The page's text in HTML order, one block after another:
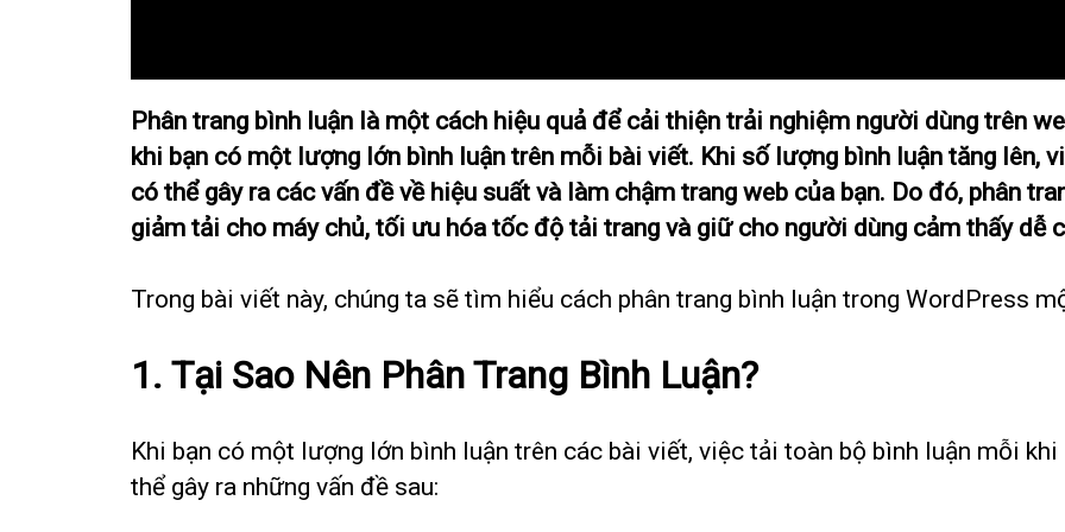
Phân trang bình luận là một cách hiệu quả để cải thiện trải nghiệm người dùng trên
khi bạn có một lượng lớn bình luận trên mỗi bài viết. Khi số lượng bình luận tăng lên,
có thể gây ra các vấn đề về hiệu suất và làm chậm trang web của bạn. Do đó, phân
giảm tải cho máy chủ, tối ưu hóa tốc độ tải trang và giữ cho người dùng cảm thấy dễ
Trong bài viết này, chúng ta sẽ tìm hiểu cách phân trang bình luận trong WordPress
1. Tại Sao Nên Phân Trang Bình Luận?
Khi bạn có một lượng lớn bình luận trên các bài viết, việc tải toàn bộ bình luận mỗi
thể gây ra những vấn đề sau: